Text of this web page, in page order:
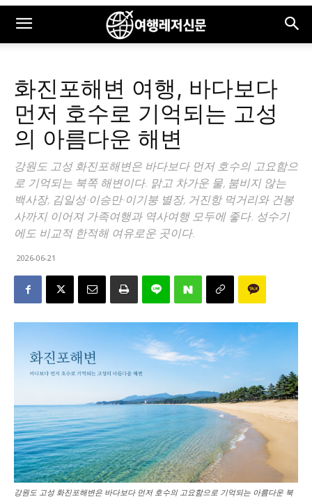
화진포해변 여행, 바다보다
먼저 호수로 기억되는 고성
의 아름다운 해변
강원도 고성 화진포해변은 바다보다 먼저 호수의 고요함으
로 기억되는 북쪽 해변이다. 맑고 차가운 물, 붐비지 않는
백사장, 김일성·이승만·이기붕 별장, 거진항 먹거리와 건봉
사까지 이어져 가족여행과 역사여행 모두에 좋다. 성수기
에도 비교적 한적해 여유로운 곳이다.
2026-06-21
강원도 고성 화진포해변은 바다보다 먼저 호수의 고요함으로 기억되는 아름다운 북